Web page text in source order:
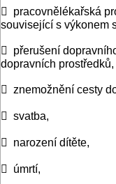
 pracovnělékařská
související s výkonem
 přerušení
dopravních prostředků,
 znemožnění cesty
 svatba,
 narození dítěte,
 úmrtí,